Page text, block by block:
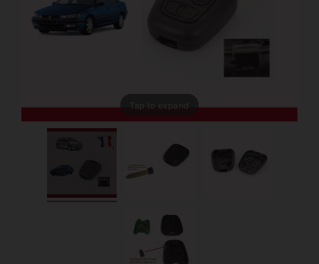
Tap to expand